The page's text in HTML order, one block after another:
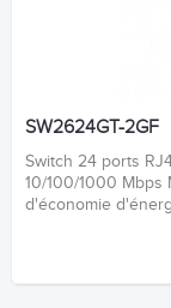
SW2624GT-2GF
Switch 24 ports
10/100/1000 Mbps
d'économie